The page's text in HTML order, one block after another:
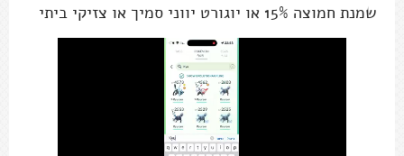
שמנת חמוצה 15% או יוגורט יווני סמיך או צזיקי ביתי